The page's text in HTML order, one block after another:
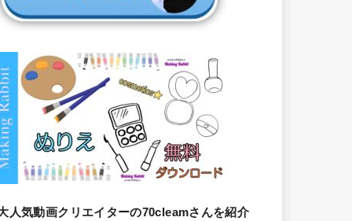
人気動画クリエイターの70cleamさんを紹介